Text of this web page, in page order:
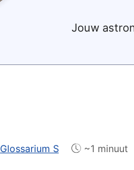
Jouw
Glossarium S ~1 minuut